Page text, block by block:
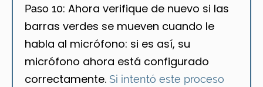
Paso 10: Ahora verifique de nuevo si las
barras verdes se mueven cuando le
habla al micrófono: si es así, su
micrófono ahora está configurado
correctamente. Si intentó este proceso